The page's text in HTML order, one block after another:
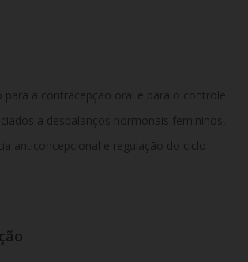
para a contracepção oral e para o controle
a desbalanços hormonais femininos,
anticoncepcional e regulação do ciclo